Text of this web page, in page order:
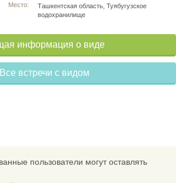
Место:
Ташкентская область, Туябугузское
водохранилище
информация о виде
Все встречи с видом
пользователи могут оставлять